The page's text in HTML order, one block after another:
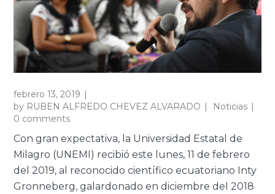
febrero 13, 2019
by RUBEN ALFREDO CHEVEZ ALVARADO
Noticias
0 comments
Con gran expectativa, la Universidad Estatal de
Milagro (UNEMI) recibió este lunes, 11 de febrero
del 2019, al reconocido científico ecuatoriano Inty
Gronneberg, galardonado en diciembre del 2018